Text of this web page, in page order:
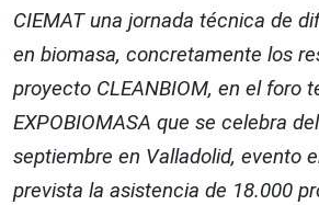
CIEMAT una jornada técnica de
en biomasa, concretamente los
proyecto CLEANBIOM, en el foro
EXPOBIOMASA que se celebra
septiembre en Valladolid, evento
prevista la asistencia de 18.000